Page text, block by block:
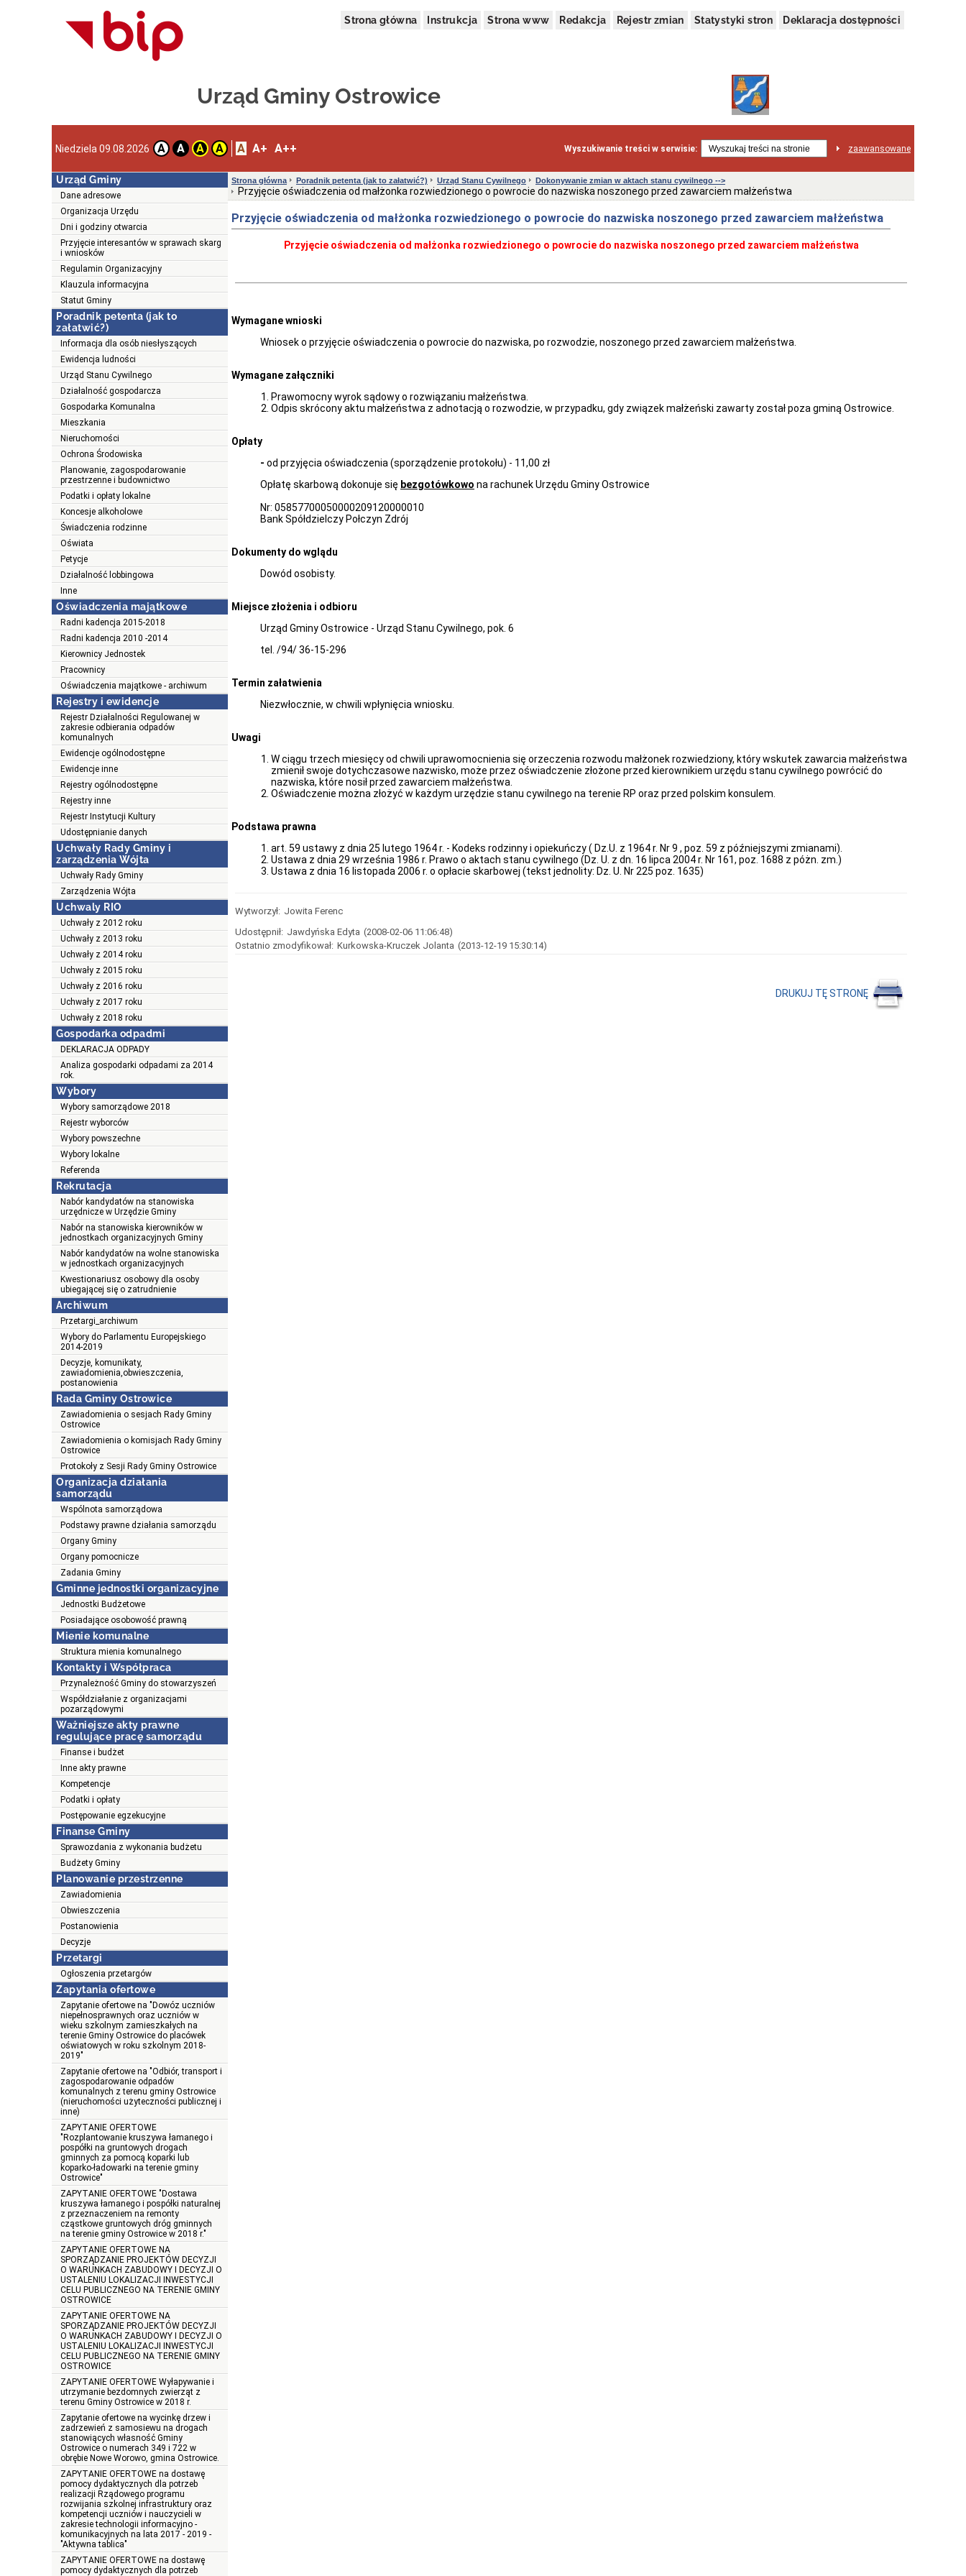
Strona główna Instrukcja Strona www Redakcja Rejestr zmian Statystyki stron Deklaracja dostępności
Urząd Gminy Ostrowice
Niedziela 09.08.2026 A A A A A A+ A++ Wyszukiwanie treści w serwisie: zaawansowane
Urząd Gminy
Dane adresowe
Organizacja Urzędu
Dni i godziny otwarcia
Przyjęcie interesantów w sprawach skarg
i wniosków
Regulamin Organizacyjny
Klauzula informacyjna
Statut Gminy
Poradnik petenta (jak to
załatwić?)
Informacja dla osób niesłyszących
Ewidencja ludności
Urząd Stanu Cywilnego
Działalność gospodarcza
Gospodarka Komunalna
Mieszkania
Nieruchomości
Ochrona Środowiska
Planowanie, zagospodarowanie
przestrzenne i budownictwo
Podatki i opłaty lokalne
Koncesje alkoholowe
Świadczenia rodzinne
Oświata
Petycje
Działalność lobbingowa
Inne
Oświadczenia majątkowe
Radni kadencja 2015-2018
Radni kadencja 2010 -2014
Kierownicy Jednostek
Pracownicy
Oświadczenia majątkowe - archiwum
Rejestry i ewidencje
Rejestr Działalności Regulowanej w
zakresie odbierania odpadów
komunalnych
Ewidencje ogólnodostępne
Ewidencje inne
Rejestry ogólnodostępne
Rejestry inne
Rejestr Instytucji Kultury
Udostępnianie danych
Uchwały Rady Gminy i
zarządzenia Wójta
Uchwały Rady Gminy
Zarządzenia Wójta
Uchwaly RIO
Uchwały z 2012 roku
Uchwały z 2013 roku
Uchwały z 2014 roku
Uchwały z 2015 roku
Uchwały z 2016 roku
Uchwały z 2017 roku
Uchwały z 2018 roku
Gospodarka odpadmi
DEKLARACJA ODPADY
Analiza gospodarki odpadami za 2014
rok.
Wybory
Wybory samorządowe 2018
Rejestr wyborców
Wybory powszechne
Wybory lokalne
Referenda
Rekrutacja
Nabór kandydatów na stanowiska
urzędnicze w Urzędzie Gminy
Nabór na stanowiska kierowników w
jednostkach organizacyjnych Gminy
Nabór kandydatów na wolne stanowiska
w jednostkach organizacyjnych
Kwestionariusz osobowy dla osoby
ubiegającej się o zatrudnienie
Archiwum
Przetargi_archiwum
Wybory do Parlamentu Europejskiego
2014-2019
Decyzje, komunikaty,
zawiadomienia,obwieszczenia,
postanowienia
Rada Gminy Ostrowice
Zawiadomienia o sesjach Rady Gminy
Ostrowice
Zawiadomienia o komisjach Rady Gminy
Ostrowice
Protokoły z Sesji Rady Gminy Ostrowice
Organizacja działania
samorządu
Wspólnota samorządowa
Podstawy prawne działania samorządu
Organy Gminy
Organy pomocnicze
Zadania Gminy
Gminne jednostki organizacyjne
Jednostki Budżetowe
Posiadające osobowość prawną
Mienie komunalne
Struktura mienia komunalnego
Kontakty i Współpraca
Przynależność Gminy do stowarzyszeń
Współdziałanie z organizacjami
pozarządowymi
Ważniejsze akty prawne
regulujące pracę samorządu
Finanse i budżet
Inne akty prawne
Kompetencje
Podatki i opłaty
Postępowanie egzekucyjne
Finanse Gminy
Sprawozdania z wykonania budżetu
Budżety Gminy
Planowanie przestrzenne
Zawiadomienia
Obwieszczenia
Postanowienia
Decyzje
Przetargi
Ogłoszenia przetargów
Zapytania ofertowe
Zapytanie ofertowe na "Dowóz uczniów
niepełnosprawnych oraz uczniów w
wieku szkolnym zamieszkałych na
terenie Gminy Ostrowice do placówek
oświatowych w roku szkolnym 2018-
2019"
Zapytanie ofertowe na "Odbiór, transport i
zagospodarowanie odpadów
komunalnych z terenu gminy Ostrowice
(nieruchomości użyteczności publicznej i
inne)
ZAPYTANIE OFERTOWE
"Rozplantowanie kruszywa łamanego i
pospółki na gruntowych drogach
gminnych za pomocą koparki lub
koparko-ładowarki na terenie gminy
Ostrowice"
ZAPYTANIE OFERTOWE "Dostawa
kruszywa łamanego i pospółki naturalnej
z przeznaczeniem na remonty
cząstkowe gruntowych dróg gminnych
na terenie gminy Ostrowice w 2018 r."
ZAPYTANIE OFERTOWE NA
SPORZĄDZANIE PROJEKTÓW DECYZJI
O WARUNKACH ZABUDOWY I DECYZJI O
USTALENIU LOKALIZACJI INWESTYCJI
CELU PUBLICZNEGO NA TERENIE GMINY
OSTROWICE
ZAPYTANIE OFERTOWE NA
SPORZĄDZANIE PROJEKTÓW DECYZJI
O WARUNKACH ZABUDOWY I DECYZJI O
USTALENIU LOKALIZACJI INWESTYCJI
CELU PUBLICZNEGO NA TERENIE GMINY
OSTROWICE
ZAPYTANIE OFERTOWE Wyłapywanie i
utrzymanie bezdomnych zwierząt z
terenu Gminy Ostrowice w 2018 r.
Zapytanie ofertowe na wycinkę drzew i
zadrzewień z samosiewu na drogach
stanowiących własność Gminy
Ostrowice o numerach 349 i 722 w
obrębie Nowe Worowo, gmina Ostrowice.
ZAPYTANIE OFERTOWE na dostawę
pomocy dydaktycznych dla potrzeb
realizacji Rządowego programu
rozwijania szkolnej infrastruktury oraz
kompetencji uczniów i nauczycieli w
zakresie technologii informacyjno -
komunikacyjnych na lata 2017 - 2019 -
"Aktywna tablica"
ZAPYTANIE OFERTOWE na dostawę
pomocy dydaktycznych dla potrzeb
Strona główna Poradnik petenta (jak to załatwić?) Urząd Stanu Cywilnego Dokonywanie zmian w aktach stanu cywilnego -->
Przyjęcie oświadczenia od małżonka rozwiedzionego o powrocie do nazwiska noszonego przed zawarciem małżeństwa
Przyjęcie oświadczenia od małżonka rozwiedzionego o powrocie do nazwiska noszonego przed zawarciem małżeństwa
Przyjęcie oświadczenia od małżonka rozwiedzionego o powrocie do nazwiska noszonego przed zawarciem małżeństwa
Wymagane wnioski
Wniosek o przyjęcie oświadczenia o powrocie do nazwiska, po rozwodzie, noszonego przed zawarciem małżeństwa.
Wymagane załączniki
Prawomocny wyrok sądowy o rozwiązaniu małżeństwa.
Odpis skrócony aktu małżeństwa z adnotacją o rozwodzie, w przypadku, gdy związek małżeński zawarty został poza gminą Ostrowice.
Opłaty
- od przyjęcia oświadczenia (sporządzenie protokołu) - 11,00 zł
Opłatę skarbową dokonuje się bezgotówkowo na rachunek Urzędu Gminy Ostrowice
Nr: 05857700050000209120000010
Bank Spółdzielczy Połczyn Zdrój
Dokumenty do wglądu
Dowód osobisty.
Miejsce złożenia i odbioru
Urząd Gminy Ostrowice - Urząd Stanu Cywilnego, pok. 6
tel. /94/ 36-15-296
Termin załatwienia
Niezwłocznie, w chwili wpłynięcia wniosku.
Uwagi
W ciągu trzech miesięcy od chwili uprawomocnienia się orzeczenia rozwodu małżonek rozwiedziony, który wskutek zawarcia małżeństwa
zmienił swoje dotychczasowe nazwisko, może przez oświadczenie złożone przed kierownikiem urzędu stanu cywilnego powrócić do
nazwiska, które nosił przed zawarciem małżeństwa.
Oświadczenie można złożyć w każdym urzędzie stanu cywilnego na terenie RP oraz przed polskim konsulem.
Podstawa prawna
art. 59 ustawy z dnia 25 lutego 1964 r. - Kodeks rodzinny i opiekuńczy ( Dz.U. z 1964 r. Nr 9 , poz. 59 z późniejszymi zmianami).
Ustawa z dnia 29 września 1986 r. Prawo o aktach stanu cywilnego (Dz. U. z dn. 16 lipca 2004 r. Nr 161, poz. 1688 z póżn. zm.)
Ustawa z dnia 16 listopada 2006 r. o opłacie skarbowej (tekst jednolity: Dz. U. Nr 225 poz. 1635)
Wytworzył: Jowita Ferenc
Udostępnił: Jawdyńska Edyta (2008-02-06 11:06:48)
Ostatnio zmodyfikował: Kurkowska-Kruczek Jolanta (2013-12-19 15:30:14)
DRUKUJ TĘ STRONĘ